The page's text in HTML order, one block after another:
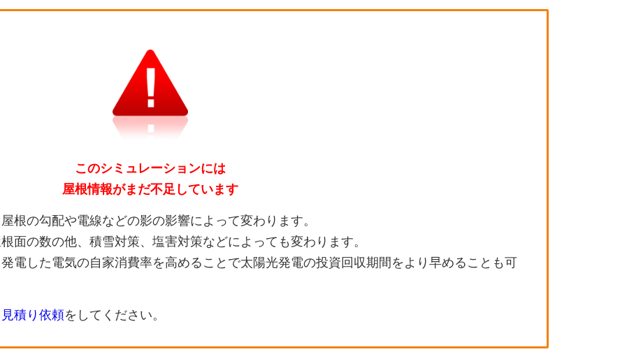
このシミュレーションには
屋根情報がまだ不足しています
根の勾配や電線などの影の影響によって変わります。
面の数の他、積雪対策、塩害対策などによっても変わります。
電した電気の自家消費率を高めることで太陽光発電の投資回収期間をより早めることも可
見積り依頼をしてください。